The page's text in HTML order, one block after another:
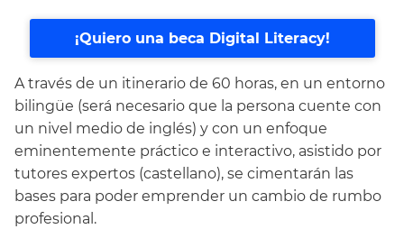
¡Quiero una beca Digital Literacy!
A través de un itinerario de 60 horas, en un entorno
bilingüe (será necesario que la persona cuente con
un nivel medio de inglés) y con un enfoque
eminentemente práctico e interactivo, asistido por
tutores expertos (castellano), se cimentarán las
bases para poder emprender un cambio de rumbo
profesional.